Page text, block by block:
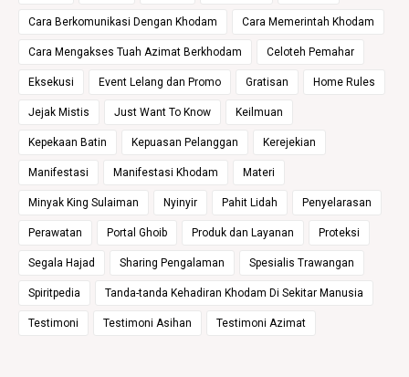
Cara Berkomunikasi Dengan Khodam Cara Memerintah Khodam
Cara Mengakses Tuah Azimat Berkhodam Celoteh Pemahar
Eksekusi Event Lelang dan Promo Gratisan Home Rules
Jejak Mistis Just Want To Know Keilmuan
Kepekaan Batin Kepuasan Pelanggan Kerejekian
Manifestasi Manifestasi Khodam Materi
Minyak King Sulaiman Nyinyir Pahit Lidah Penyelarasan
Perawatan Portal Ghoib Produk dan Layanan Proteksi
Segala Hajad Sharing Pengalaman Spesialis Trawangan
Spiritpedia Tanda-tanda Kehadiran Khodam Di Sekitar Manusia
Testimoni Testimoni Asihan Testimoni Azimat